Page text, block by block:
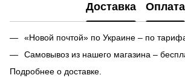
Доставка Оплата
«Новой почтой» по Украине – по
Самовывоз из нашего магазина –
Подробнее о доставке.